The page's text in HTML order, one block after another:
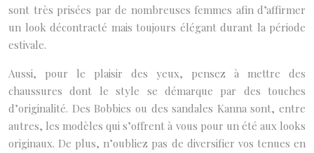
sont très prisées par de nombreuses femmes afin d’affirmer
un look décontracté mais toujours élégant durant la période
estivale.
Aussi, pour le plaisir des yeux, pensez à mettre des
chaussures dont le style se démarque par des touches
d’originalité. Des Bobbies ou des sandales Kanna sont, entre
autres, les modèles qui s’offrent à vous pour un été aux looks
originaux. De plus, n’oubliez pas de diversifier vos tenues en